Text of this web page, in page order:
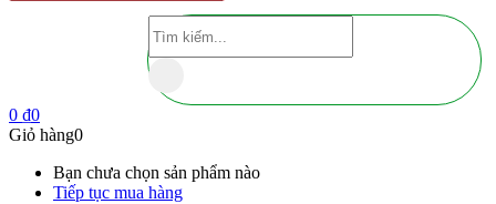
0 ₫0
Giỏ hàng0
Bạn chưa chọn sản phẩm nào
Tiếp tục mua hàng